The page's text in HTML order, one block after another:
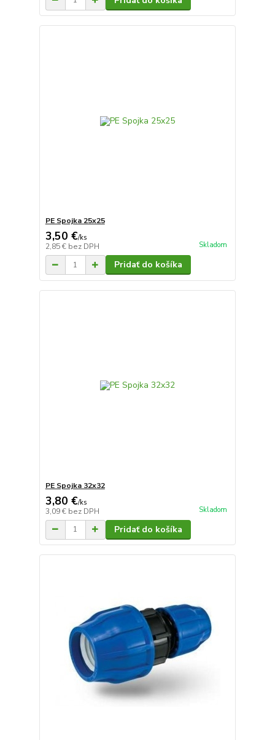
PE Spojka 25x25
3,50 €/ks
2,85 € bez DPH Skladom
Pridať do košíka
PE Spojka 32x32
3,80 €/ks
3,09 € bez DPH Skladom
Pridať do košíka